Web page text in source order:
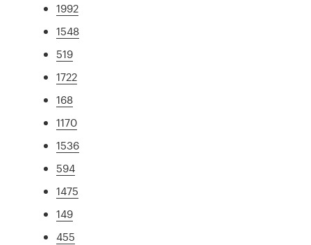
1992
1548
519
1722
168
1170
1536
594
1475
149
455